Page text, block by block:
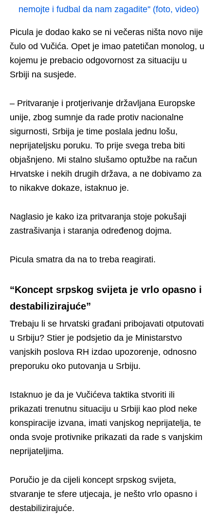
nemojte i fudbal da nam zagadite'' (foto, video)
Picula je dodao kako se ni večeras ništa novo nije
čulo od Vučića. Opet je imao patetičan monolog, u
kojemu je prebacio odgovornost za situaciju u
Srbiji na susjede.
– Pritvaranje i protjerivanje državljana Europske
unije, zbog sumnje da rade protiv nacionalne
sigurnosti, Srbija je time poslala jednu lošu,
neprijateljsku poruku. To prije svega treba biti
objašnjeno. Mi stalno slušamo optužbe na račun
Hrvatske i nekih drugih država, a ne dobivamo za
to nikakve dokaze, istaknuo je.
Naglasio je kako iza pritvaranja stoje pokušaji
zastrašivanja i staranja određenog dojma.
Picula smatra da na to treba reagirati.
“Koncept srpskog svijeta je vrlo opasno i
destabilizirajuće”
Trebaju li se hrvatski građani pribojavati otputovati
u Srbiju? Stier je podsjetio da je Ministarstvo
vanjskih poslova RH izdao upozorenje, odnosno
preporuku oko putovanja u Srbiju.
Istaknuo je da je Vučićeva taktika stvoriti ili
prikazati trenutnu situaciju u Srbiji kao plod neke
konspiracije izvana, imati vanjskog neprijatelja, te
onda svoje protivnike prikazati da rade s vanjskim
neprijateljima.
Poručio je da cijeli koncept srpskog svijeta,
stvaranje te sfere utjecaja, je nešto vrlo opasno i
destabilizirajuće.